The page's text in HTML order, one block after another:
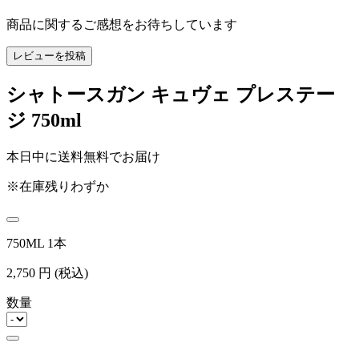
商品に関するご感想をお待ちしています
レビューを投稿
シャトースガン キュヴェ プレステー
ジ 750ml
本日中に送料無料でお届け
※在庫残りわずか
750ML 1本
2,750 円 (税込)
数量